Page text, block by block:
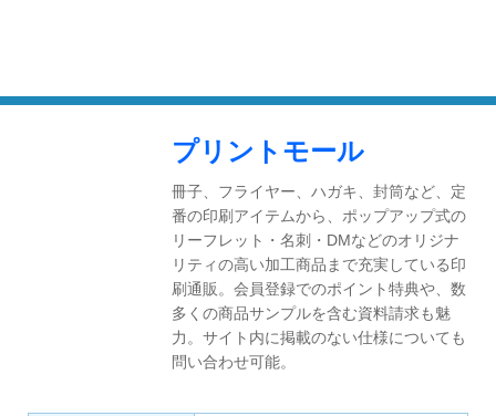
プリントモール
冊子、フライヤー、ハガキ、封筒など、定
番の印刷アイテムから、ポップアップ式の
リーフレット・名刺・DMなどのオリジナ
リティの高い加工商品まで充実している印
刷通販。会員登録でのポイント特典や、数
多くの商品サンプルを含む資料請求も魅
力。サイト内に掲載のない仕様についても
問い合わせ可能。